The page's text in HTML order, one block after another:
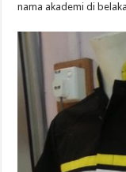
nama akademi di